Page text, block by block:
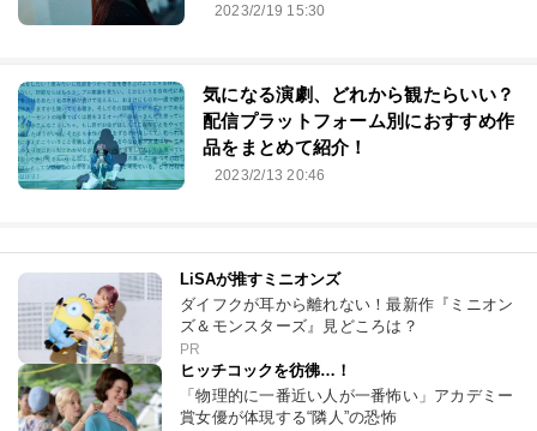
2023/2/19 15:30
気になる演劇、どれから観たらいい？
配信プラットフォーム別におすすめ作
品をまとめて紹介！
2023/2/13 20:46
LiSAが推すミニオンズ
ダイフクが耳から離れない！最新作『ミニオン
ズ＆モンスターズ』見どころは？
PR
ヒッチコックを彷彿…！
「物理的に一番近い人が一番怖い」アカデミー
賞女優が体現する“隣人”の恐怖